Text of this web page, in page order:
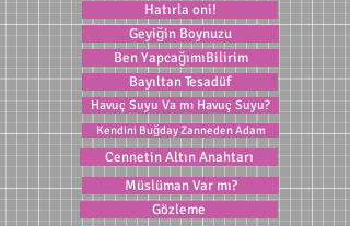
Hatırla oni!
Geyiğin Boynuzu
Ben YapcağımıBilirim
Bayıltan Tesadüf
Havuç Suyu Va mı Havuç Suyu?
Kendini Buğday Zanneden Adam
Cennetin Altın Anahtarı
Müslüman Var mı?
Gözleme